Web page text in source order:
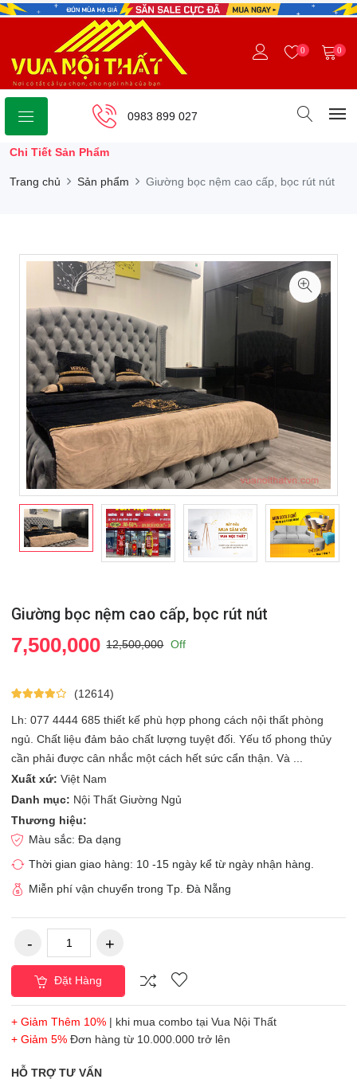
0 0
0983 899 027
Chi Tiết Sản Phẩm
Trang chủ Sản phẩm Giường bọc nệm cao cấp, bọc rút nút
Giường bọc nệm cao cấp, bọc rút nút
7,500,000 12,500,000 Off
(12614)
Lh: 077 4444 685 thiết kế phù hợp phong cách nội thất phòng
ngủ. Chất liệu đảm bảo chất lượng tuyệt đối. Yếu tố phong thủy
cần phải được cân nhắc một cách hết sức cẩn thận. Và ...
Xuất xứ: Việt Nam
Danh mục: Nội Thất Giường Ngủ
Thương hiệu:
Màu sắc: Đa dạng
Thời gian giao hàng: 10 -15 ngày kể từ ngày nhận hàng.
Miễn phí vận chuyển trong Tp. Đà Nẵng
Đặt Hàng
+ Giảm Thêm 10% | khi mua combo tại Vua Nội Thất
+ Giảm 5% Đơn hàng từ 10.000.000 trở lên
HỖ TRỢ TƯ VẤN